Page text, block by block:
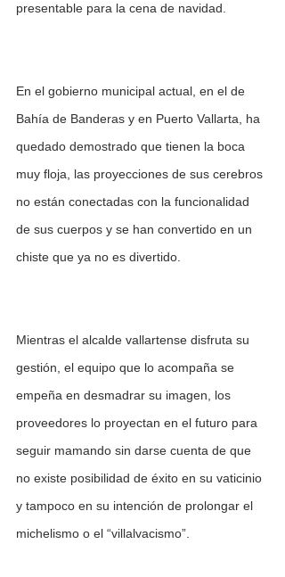
presentable para la cena de navidad.
En el gobierno municipal actual, en el de
Bahía de Banderas y en Puerto Vallarta, ha
quedado demostrado que tienen la boca
muy floja, las proyecciones de sus cerebros
no están conectadas con la funcionalidad
de sus cuerpos y se han convertido en un
chiste que ya no es divertido.
Mientras el alcalde vallartense disfruta su
gestión, el equipo que lo acompaña se
empeña en desmadrar su imagen, los
proveedores lo proyectan en el futuro para
seguir mamando sin darse cuenta de que
no existe posibilidad de éxito en su vaticinio
y tampoco en su intención de prolongar el
michelismo o el “villalvacismo”.